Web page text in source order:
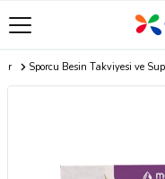
Sporcu Besin Takviyesi ve